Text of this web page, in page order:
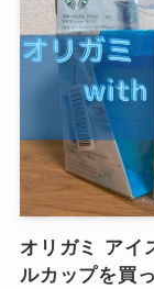
オリガミ アイ
ルカップを買